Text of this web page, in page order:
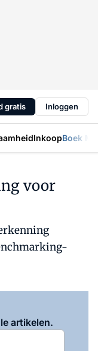
gratis Inloggen
InkoopBoek
voor
artikelen.